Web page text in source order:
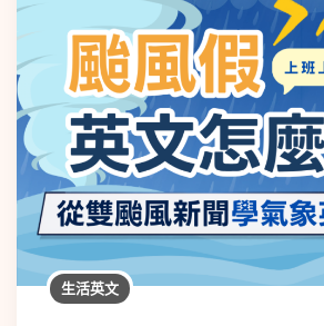
生活英文